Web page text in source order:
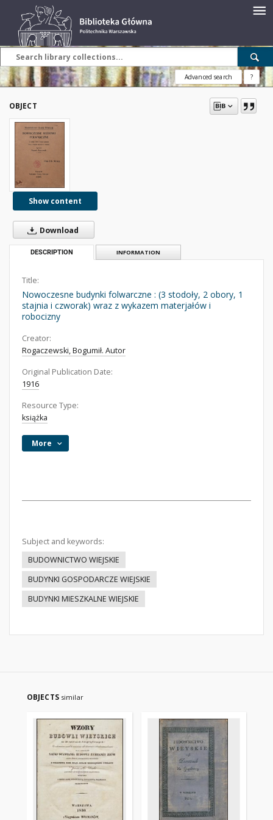
Advanced search ?
OBJECT
Show content
Download
DESCRIPTION INFORMATION
Title:
Nowoczesne budynki folwarczne : (3 stodoły, 2 obory, 1
stajnia i czworak) wraz z wykazem materjałów i
robocizny
Creator:
Rogaczewski, Bogumił. Autor
Original Publication Date:
1916
Resource Type:
książka
More
Subject and keywords:
BUDOWNICTWO WIEJSKIE
BUDYNKI GOSPODARCZE WIEJSKIE
BUDYNKI MIESZKALNE WIEJSKIE
OBJECTS similar